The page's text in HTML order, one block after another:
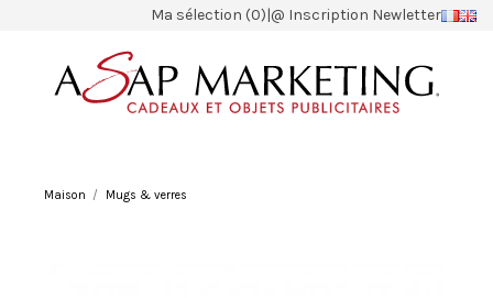
Ma sélection (0)|@ Inscription Newletter
Maison Mugs & verres